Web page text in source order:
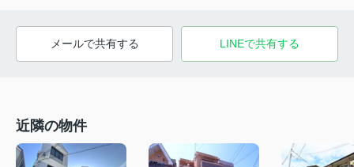
メールで共有する LINEで共有する
近隣の物件